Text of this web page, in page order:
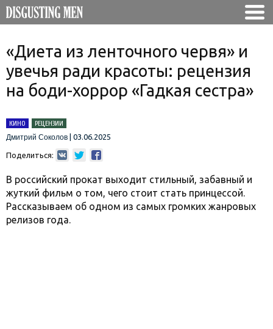
«Диета из ленточного червя» и
увечья ради красоты: рецензия
на боди-хоррор «Гадкая сестра»
КИНО
РЕЦЕНЗИИ
Дмитрий Соколов
03.06.2025
Поделиться:
В российский прокат выходит стильный, забавный и
жуткий фильм о том, чего стоит стать принцессой.
Рассказываем об одном из самых громких жанровых
релизов года.